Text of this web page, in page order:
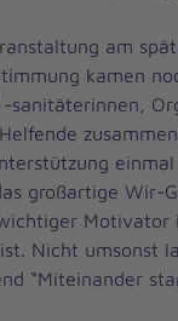
am
kamen
sanitäterinnen,
großartige Wir-
Motivator
Nicht umsonst
“Miteinander